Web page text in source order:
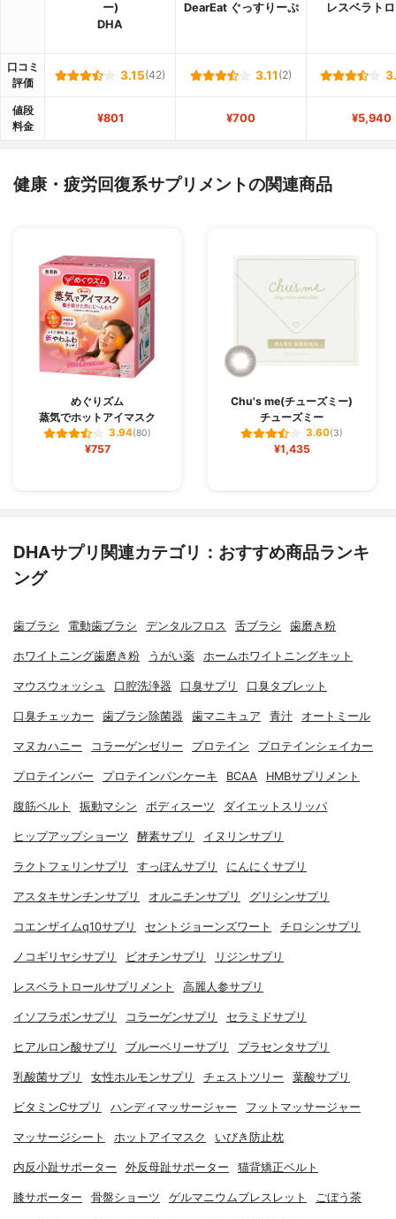
ー)
DHA
DearEat ぐっすりーぷ レスベラト
口コミ
評価
3.15(42) 3.11 (2)
値段
料金
¥801 ¥700 ¥5,940
健康・疲労回復系サプリメントの関連商品
めぐりズム
蒸気でホットアイマスク
3.94(80)
¥757
Chu's me(チューズミー)
チューズミー
3.60(3)
¥1,435
DHAサプリ関連カテゴリ：おすすめ商品ランキ
ング
歯ブラシ 電動歯ブラシ デンタルフロス 舌ブラシ 歯磨き粉
ホワイトニング歯磨き粉 うがい薬 ホームホワイトニングキット
マウスウォッシュ 口腔洗浄器 口臭サプリ 口臭タブレット
口臭チェッカー 歯ブラシ除菌器 歯マニキュア 青汁 オートミール
マヌカハニー コラーゲンゼリー プロテイン プロテインシェイカー
プロテインバー プロテインパンケーキ BCAA HMBサプリメント
腹筋ベルト 振動マシン ボディスーツ ダイエットスリッパ
ヒップアップショーツ 酵素サプリ イヌリンサプリ
ラクトフェリンサプリ すっぽんサプリ にんにくサプリ
アスタキサンチンサプリ オルニチンサプリ グリシンサプリ
コエンザイムq10サプリ セントジョーンズワート チロシンサプリ
ノコギリヤシサプリ ビオチンサプリ リジンサプリ
レスベラトロールサプリメント 高麗人参サプリ
イソフラボンサプリ コラーゲンサプリ セラミドサプリ
ヒアルロン酸サプリ ブルーベリーサプリ プラセンタサプリ
乳酸菌サプリ 女性ホルモンサプリ チェストツリー 葉酸サプリ
ビタミンCサプリ ハンディマッサージャー フットマッサージャー
マッサージシート ホットアイマスク いびき防止枕
内反小趾サポーター 外反母趾サポーター 猫背矯正ベルト
膝サポーター 骨盤ショーツ ゲルマニウムブレスレット ごぼう茶